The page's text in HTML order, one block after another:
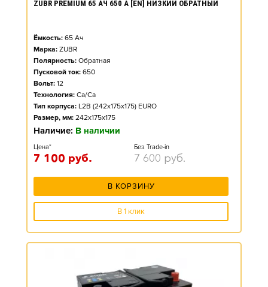
ZUBR PREMIUM 65 АЧ 650 А [EN] НИЗКИЙ ОБРАТНЫЙ
Ёмкость: 65 Ач
Марка: ZUBR
Полярность: Обратная
Пусковой ток: 650
Вольт: 12
Технология: Ca/Ca
Тип корпуса: L2B (242x175x175) EURO
Размер, мм: 242x175x175
Наличие: В наличии
Цена*
7 100 руб.
Без Trade-in
7 600 руб.
В КОРЗИНУ
В 1 клик